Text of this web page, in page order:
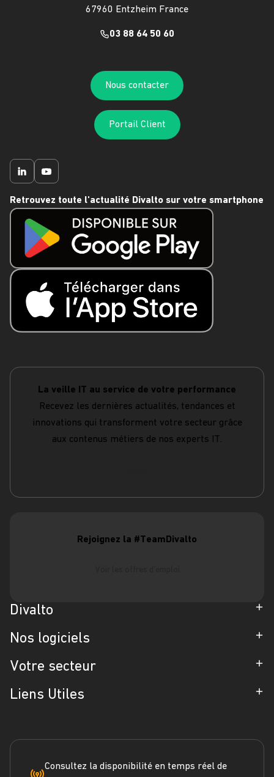
67960 Entzheim France
03 88 64 50 60
Nous contacter
Portail Client
Retrouvez toute l'actualité Divalto sur votre smartphone
La veille IT au service de votre performance
Recevez les dernières actualités, tendances et
innovations qui transforment votre secteur grâce
aux contenus métiers de nos experts IT.
Rejoignez la #TeamDivalto
Divalto
Entreprise
Partenaires
Blog
Engagement RSE
Nos logiciels
ERP
CRM
Votre secteur
Industrie
Liens Utiles
Marketplace
Consultez la disponibilité en temps réel de